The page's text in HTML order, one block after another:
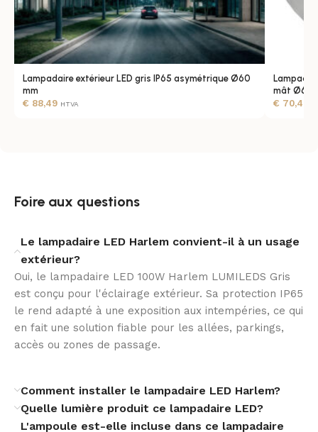
La source lumineuse LUMILEDS SMD3030, composée
de 120 LED, est conçue pour offrir une excellente
stabilité dans le temps. Avec une durée de vie
annoncée de 60 000 heures, ce lampadaire extérieur
répond aux besoins des sites qui recherchent un
sur des mâts compatibles. Son format compact, avec
largeur et 80 mm de longueur, permet une pose
soignée tout en conservant une présence visuelle
discrète.
Un choix professionnel
Avec un facteur de puissance de 0,97, une alimentation
extérieures exigeantes. Certifié CE, RoHS et UKCA, il
s’inscrit dans une approche fiable et conforme.
Lampadaire extérieur LED gris IP65 asymétrique Ø60
mm
€ 88,49 HTVA
mât Ø60
€ 70,49
Foire aux questions
Le lampadaire LED Harlem convient-il à un usage
extérieur?
Oui, le lampadaire LED 100W Harlem LUMILEDS Gris
est conçu pour l'éclairage extérieur. Sa protection IP65
le rend adapté à une exposition aux intempéries, ce qui
en fait une solution fiable pour les allées, parkings,
accès ou zones de passage.
Comment installer le lampadaire LED Harlem?
Quelle lumière produit ce lampadaire LED?
L'ampoule est-elle incluse dans ce lampadaire